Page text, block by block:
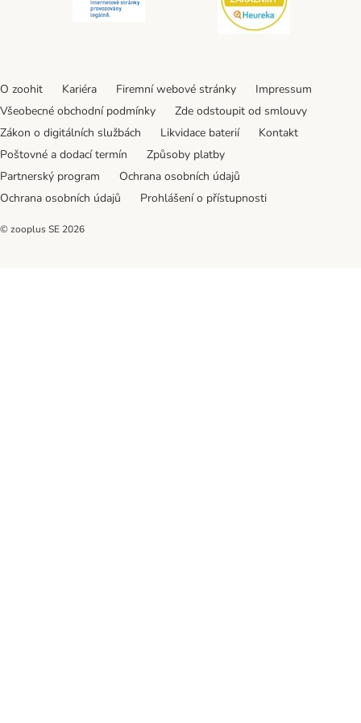
O zoohit Kariéra Firemní webové stránky
Impressum
Všeobecné obchodní podmínky
Zde odstoupit od smlouvy
Zákon o digitálních službách
Likvidace baterií
Kontakt
Poštovné a dodací termín
Způsoby platby
Partnerský program
Ochrana osobních údajů
Ochrana osobních údajů
Prohlášení o přístupnosti
© zooplus SE 2026